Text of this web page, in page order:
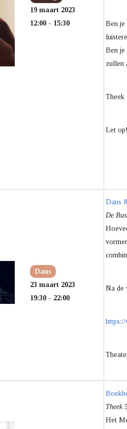
19 maart 2023
12:00 - 15:30
Ben je
Ben je
zullen
Theek
Let
Dans
23 maart 2023
19:30 - 22:00
Dans
De
Na de
Theek
Het